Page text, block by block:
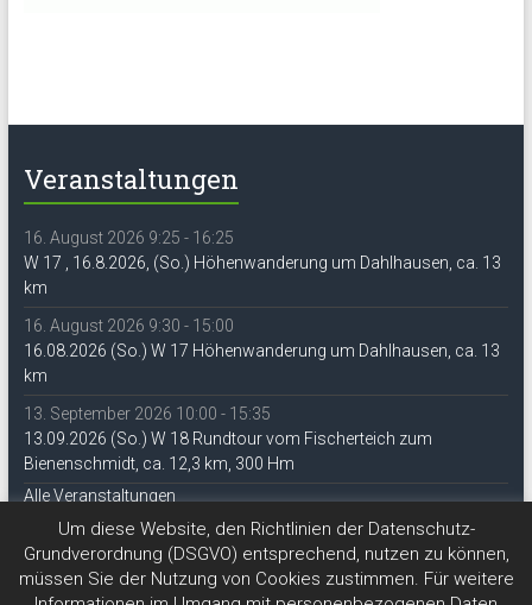
Veranstaltungen
16. August 2026 9:25 - 16:25
W 17 , 16.8.2026, (So.) Höhenwanderung um Dahlhausen, ca. 13
km
16. August 2026 9:30 - 15:00
16.08.2026 (So.) W 17 Höhenwanderung um Dahlhausen, ca. 13
km
13. September 2026 10:00 - 15:35
13.09.2026 (So.) W 18 Rundtour vom Fischerteich zum
Bienenschmidt, ca. 12,3 km, 300 Hm
Alle Veranstaltungen
Um diese Website, den Richtlinien der Datenschutz-
Grundverordnung (DSGVO) entsprechend, nutzen zu können,
müssen Sie der Nutzung von Cookies zustimmen. Für weitere